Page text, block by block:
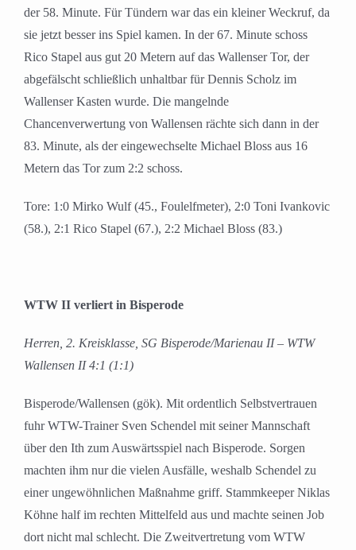
der 58. Minute. Für Tündern war das ein kleiner Weckruf, da
sie jetzt besser ins Spiel kamen. In der 67. Minute schoss
Rico Stapel aus gut 20 Metern auf das Wallenser Tor, der
abgefälscht schließlich unhaltbar für Dennis Scholz im
Wallenser Kasten wurde. Die mangelnde
Chancenverwertung von Wallensen rächte sich dann in der
83. Minute, als der eingewechselte Michael Bloss aus 16
Metern das Tor zum 2:2 schoss.
Tore: 1:0 Mirko Wulf (45., Foulelfmeter), 2:0 Toni Ivankovic
(58.), 2:1 Rico Stapel (67.), 2:2 Michael Bloss (83.)
WTW II verliert in Bisperode
Herren, 2. Kreisklasse, SG Bisperode/Marienau II – WTW
Wallensen II 4:1 (1:1)
Bisperode/Wallensen (gök). Mit ordentlich Selbstvertrauen
fuhr WTW-Trainer Sven Schendel mit seiner Mannschaft
über den Ith zum Auswärtsspiel nach Bisperode. Sorgen
machten ihm nur die vielen Ausfälle, weshalb Schendel zu
einer ungewöhnlichen Maßnahme griff. Stammkeeper Niklas
Köhne half im rechten Mittelfeld aus und machte seinen Job
dort nicht mal schlecht. Die Zweitvertretung vom WTW